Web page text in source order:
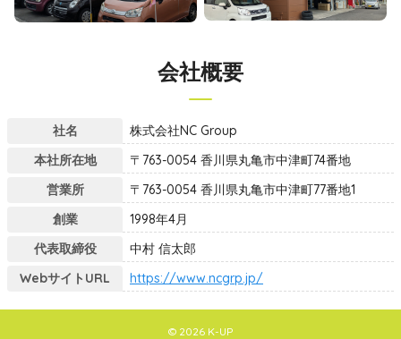
会社概要
社名
株式会社NC Group
本社所在地
〒763-0054 香川県丸亀市中津町74番地
営業所
〒763-0054 香川県丸亀市中津町77番地1
創業
1998年4月
代表取締役
中村 信太郎
WebサイトURL
https://www.ncgrp.jp/
© 2026 K-UP